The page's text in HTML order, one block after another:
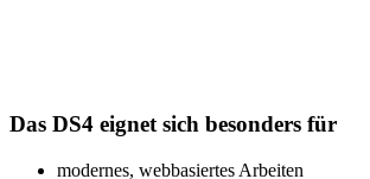
Das DS4 eignet sich besonders für
modernes, webbasiertes Arbeiten